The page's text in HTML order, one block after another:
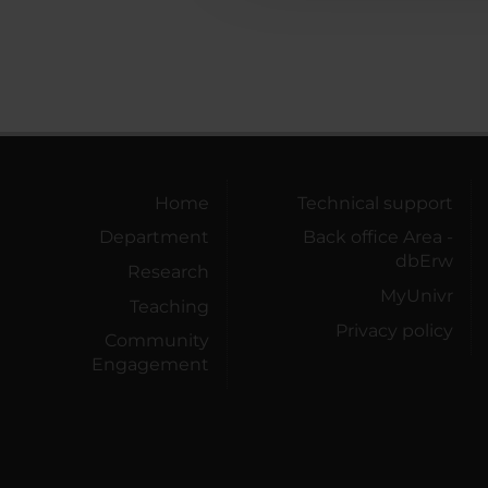
Home
Department
Research
Teaching
Community
Engagement
Technical support
Back office Area -
dbErw
MyUnivr
Privacy policy